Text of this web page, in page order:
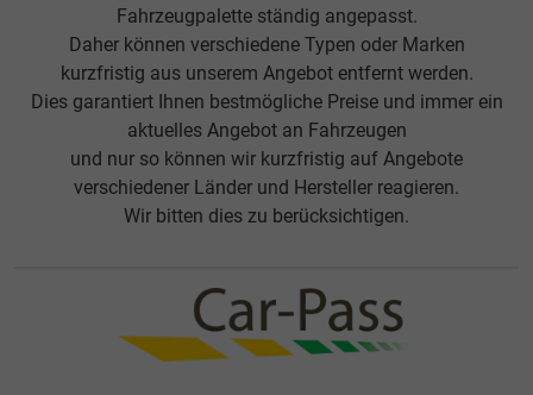
Fahrzeugpalette ständig angepasst.
Daher können verschiedene Typen oder Marken
kurzfristig aus unserem Angebot entfernt werden.
Dies garantiert Ihnen bestmögliche Preise und immer ein
aktuelles Angebot an Fahrzeugen
und nur so können wir kurzfristig auf Angebote
verschiedener Länder und Hersteller reagieren.
Wir bitten dies zu berücksichtigen.